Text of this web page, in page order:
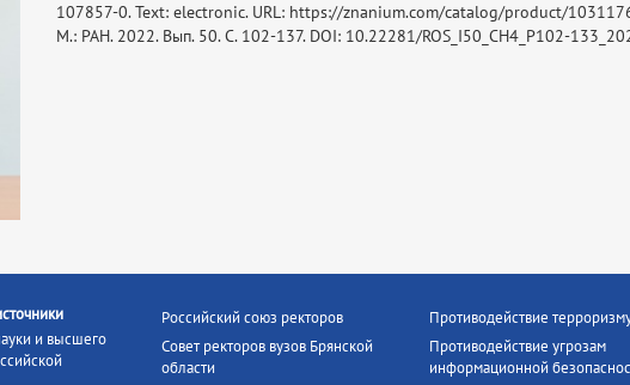
107857-0. Text: electronic. URL: https://znanium.com/catalog/product/
М.: РАН. 2022. Вып. 50. С. 102-137. DOI: 10.22281/ROS_I50_CH4_P102-
и высшего
Российский союз ректоров
Совет ректоров вузов Брянской
области
Противодействие
Противодействие угрозам
информационной